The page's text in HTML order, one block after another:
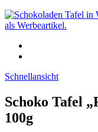
Schnellansicht
Schoko Tafel
100g